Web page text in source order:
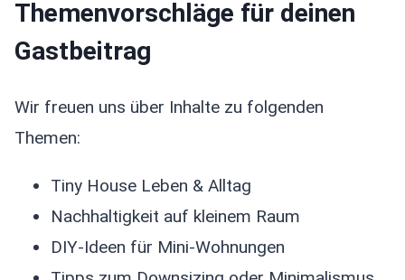
Themenvorschläge für deinen
Gastbeitrag
Wir freuen uns über Inhalte zu folgenden
Themen:
Tiny House Leben & Alltag
Nachhaltigkeit auf kleinem Raum
DIY-Ideen für Mini-Wohnungen